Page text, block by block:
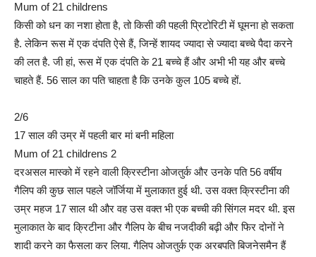
Mum of 21 childrens
किसी को धन का नशा होता है, तो किसी की पहली प्रिटोरिटी में घूमना हो सकता
है. लेकिन रूस में एक दंपति ऐसे हैं, जिन्हें शायद ज्यादा से ज्यादा बच्चे पैदा करने
की लत है. जी हां, रूस में एक दंपति के 21 बच्चे हैं और अभी भी यह और बच्चे
चाहते हैं. 56 साल का पति चाहता है कि उनके कुल 105 बच्चे हों.
2/6
17 साल की उम्र में पहली बार मां बनी महिला
Mum of 21 childrens 2
दरअसल मास्को में रहने वाली क्रिस्टीना ओजतुर्क और उनके पति 56 वर्षीय
गैलिप की कुछ साल पहले जॉर्जिया में मुलाकात हुई थी. उस वक्त क्रिस्टीना की
उम्र महज 17 साल थी और वह उस वक्त भी एक बच्ची की सिंगल मदर थी. इस
मुलाकात के बाद क्रिटीना और गैलिप के बीच नजदीकी बढ़ी और फिर दोनों ने
शादी करने का फैसला कर लिया. गैलिप ओजतुर्क एक अरबपति बिजनेसमैन हैं